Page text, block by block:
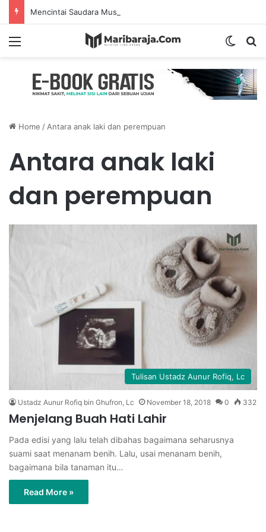
Home / Antara anak laki dan perempuan
Antara anak laki
dan perempuan
Tulisan Ustadz Aunur Rofiq, Lc
Ustadz Aunur Rofiq bin Ghufron, Lc November 18, 2018 0 332
Menjelang Buah Hati Lahir
Pada edisi yang lalu telah dibahas bagaimana seharusnya
suami saat menanam benih. Lalu, usai menanam benih,
bagaimana bila tanaman itu…
Read More »